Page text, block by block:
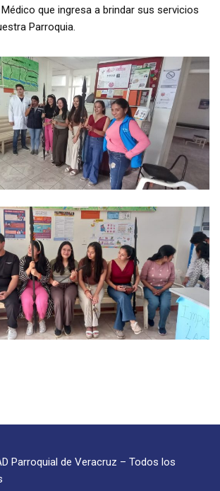
que ingresa a brindar sus servicios
Parroquia.
Parroquial de Veracruz – Todos los